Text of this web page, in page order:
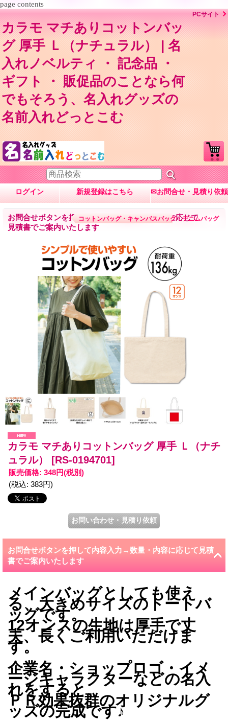
page contents
カラモ マチありコットンバッ
グ 厚手 Ｌ（ナチュラル） | 名
入れノベルティ ・ 記念品 ・
ギフト ・ 販促品のことなら何
でもそろう、名入れグッズの
名前入れどっとこむ
PCサイト
ログイン 新規登録はこちら ✉お問合せ・見積り依頼
お問合せボタンを押して内容入力→数量・内容に応じて
見積書でご案内いたします
コットンバッグ・キャンバスバッグ・デニムバッグ
カラモ マチありコットンバッグ 厚手 Ｌ（ナチ
ュラル）
[RS-0194701]
販売価格: 348円(税別)
(税込: 383円)
お問合せボタンを押して内容入力→数量・内容に応じて見積
書でご案内いたします
メインバッグとしても使え
る、大きめサイズのトートバ
ッグです。
12オンスの生地は厚手で丈
夫、長くご利用いただけま
す。
企業名・ショップロゴ・イメ
ージキャラクターなどの名入
れをすると、
ＰＲ効果抜群のオリジナルグ
ッズの完成です♪